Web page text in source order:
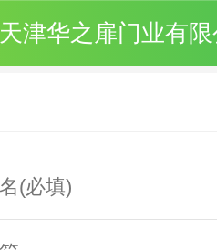
天津华之扉门业有限